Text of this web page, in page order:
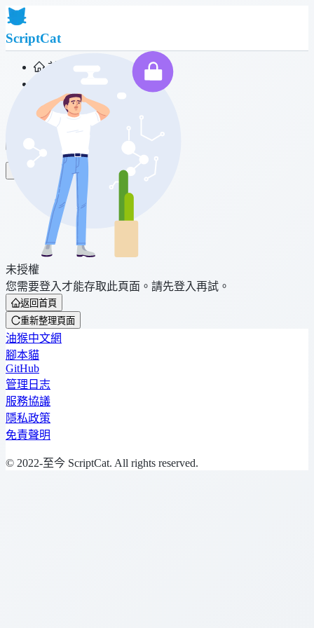
ScriptCat
首頁
腳本列表
瀏覽器擴充功能
未授權
您需要登入才能存取此頁面。請先登入再試。
返回首頁
重新整理頁面
油猴中文網
腳本貓
GitHub
管理日志
服務協議
隱私政策
免責聲明
© 2022-至今 ScriptCat. All rights reserved.